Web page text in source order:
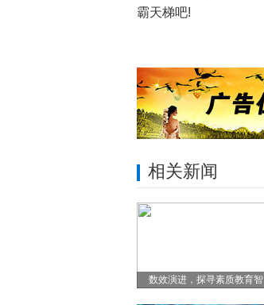
霸天梯吧!
相关新闻
数效演进，探寻素质教育智